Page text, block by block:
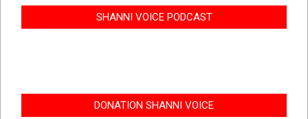
SHANNI VOICE PODCAST
DONATION SHANNI VOICE